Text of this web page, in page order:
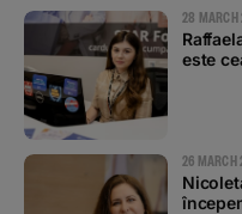
28 MARCH
este
26 MARCH